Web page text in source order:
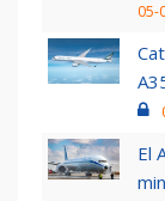
05-
El